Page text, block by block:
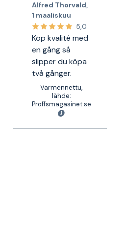
Alfred Thorvald,
1 maaliskuu
5,0
Köp kvalité med
en gång så
slipper du köpa
två gånger.
Varmennettu,
lähde:
Proffsmagasinet.se